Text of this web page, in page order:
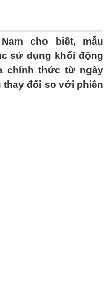
cho biết, mẫu
sử dụng khối động
chính thức từ ngày
thay đổi so với phiên